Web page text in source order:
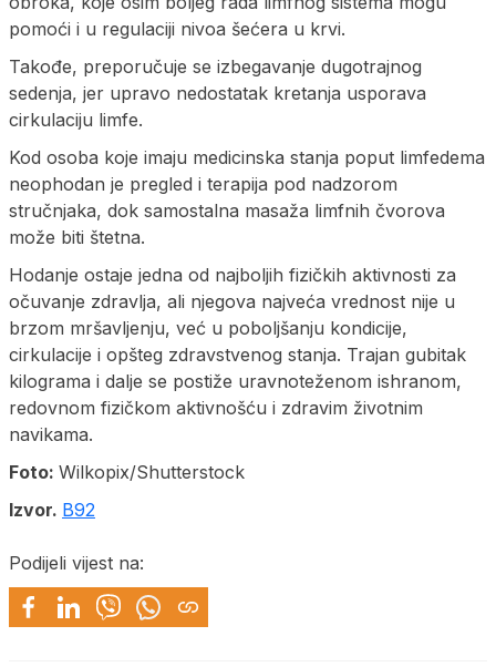
pomoći i u regulaciji nivoa šećera u krvi.
Takođe, preporučuje se izbegavanje dugotrajnog
sedenja, jer upravo nedostatak kretanja usporava
cirkulaciju limfe.
Kod osoba koje imaju medicinska stanja poput limfedema
neophodan je pregled i terapija pod nadzorom
stručnjaka, dok samostalna masaža limfnih čvorova
može biti štetna.
Hodanje ostaje jedna od najboljih fizičkih aktivnosti za
očuvanje zdravlja, ali njegova najveća vrednost nije u
brzom mršavljenju, već u poboljšanju kondicije,
cirkulacije i opšteg zdravstvenog stanja. Trajan gubitak
kilograma i dalje se postiže uravnoteženom ishranom,
redovnom fizičkom aktivnošću i zdravim životnim
navikama.
Foto: Wilkopix/Shutterstock
Izvor. B92
Podijeli vijest na: